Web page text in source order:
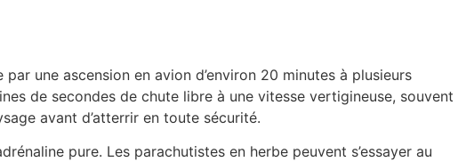
une ascension en avion d’environ 20 minutes à plusieurs
de secondes de chute libre à une vitesse vertigineuse, souvent
avant d’atterrir en toute sécurité.
pure. Les parachutistes en herbe peuvent s’essayer au